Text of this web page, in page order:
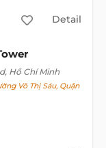
Detail
Hồ Chí Minh
Võ Thị Sáu, Quận